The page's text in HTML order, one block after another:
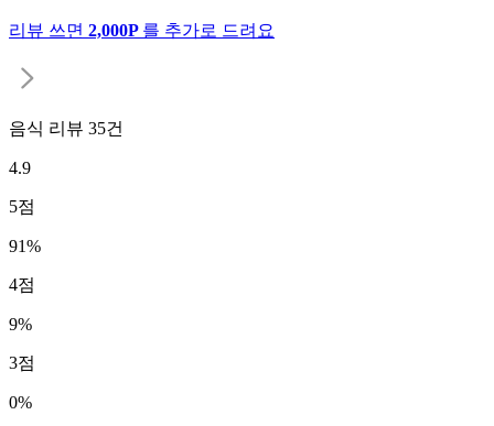
리뷰 쓰면 2,000P 를 추가로 드려요
음식 리뷰 35건
4.9
5점
91%
4점
9%
3점
0%